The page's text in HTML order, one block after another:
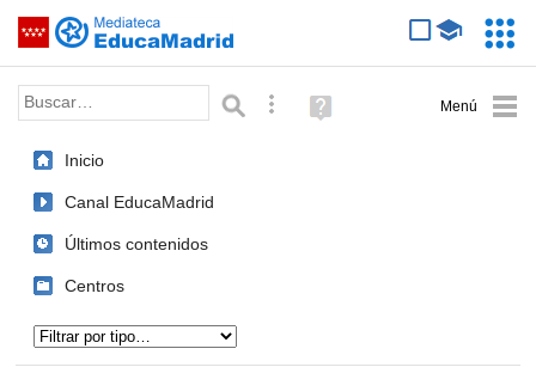
Saltar navegación
Palabra o frase: Búsqueda avanzada
Ayuda
(en
Inicio
Canal EducaMadrid
Últimos contenidos
Centros